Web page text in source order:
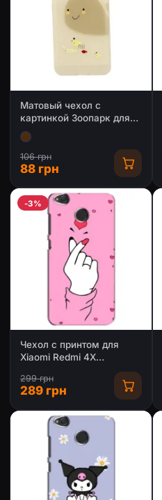
Матовый чехол с
картинкой Зоопарк для
Xiaomi Redmi 4X
106 грн
88 грн
-3%
Чехол с принтом для
Xiaomi Redmi 4X
сердечка)
299 грн
289 грн